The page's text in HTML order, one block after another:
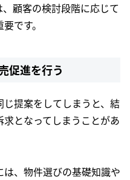
顧客の検討段階に応じて
です。
促進を行う
提案をしてしまうと、結
となってしまうことがあ
、物件選びの基礎知識や